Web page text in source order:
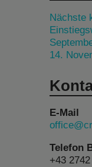
Nächste
14.
E-Mail
Telefon
+43